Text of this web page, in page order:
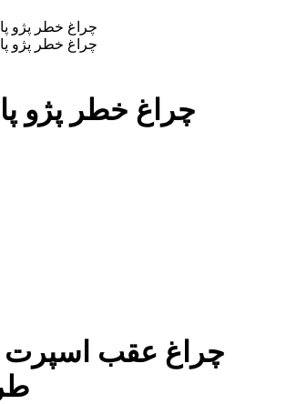
چراغ خطر پژو
چراغ عقب اسپرت